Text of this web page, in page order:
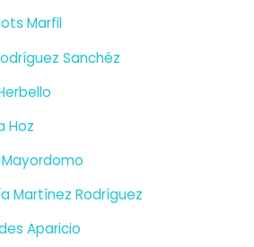
Marfil
Sanchéz
Hoz
Martínez Rodríguez
Aparicio